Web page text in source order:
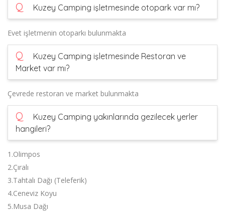
Q Kuzey Camping işletmesinde otopark var mı?
Evet işletmenin otoparkı bulunmakta
Q
Kuzey Camping işletmesinde Restoran ve
Market var mı?
Çevrede restoran ve market bulunmakta
Q
Kuzey Camping yakınlarında gezilecek yerler
hangileri?
1.Olimpos
2.Çıralı
3.Tahtalı Dağı (Teleferik)
4.Ceneviz Koyu
5.Musa Dağı